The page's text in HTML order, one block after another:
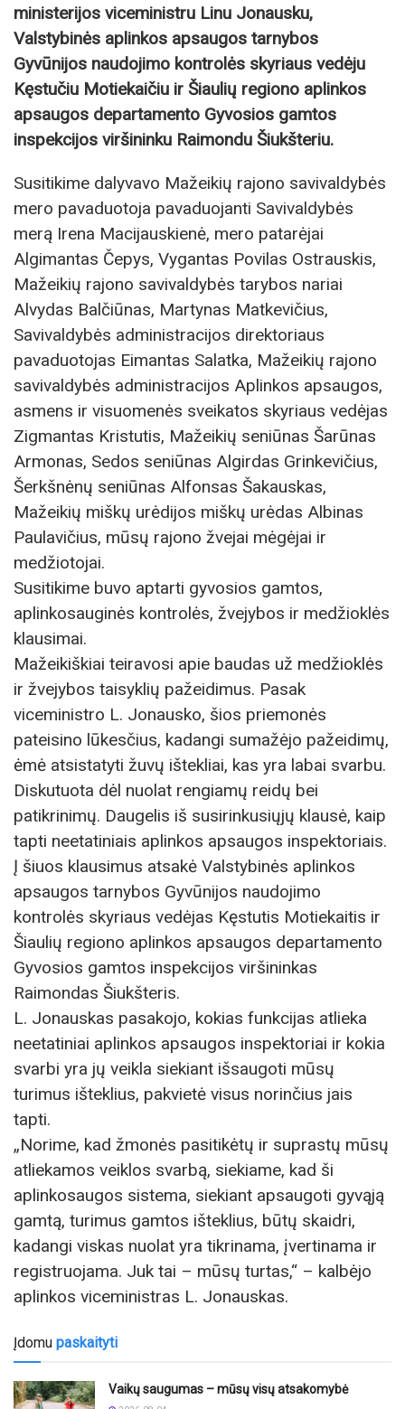
ministerijos viceministru Linu Jonausku,
Valstybinės aplinkos apsaugos tarnybos
Gyvūnijos naudojimo kontrolės skyriaus vedėju
Kęstučiu Motiekaičiu ir Šiaulių regiono aplinkos
apsaugos departamento Gyvosios gamtos
inspekcijos viršininku Raimondu Šiukšteriu.
Susitikime dalyvavo Mažeikių rajono savivaldybės
mero pavaduotoja pavaduojanti Savivaldybės
merą Irena Macijauskienė, mero patarėjai
Algimantas Čepys, Vygantas Povilas Ostrauskis,
Mažeikių rajono savivaldybės tarybos nariai
Alvydas Balčiūnas, Martynas Matkevičius,
Savivaldybės administracijos direktoriaus
pavaduotojas Eimantas Salatka, Mažeikių rajono
savivaldybės administracijos Aplinkos apsaugos,
asmens ir visuomenės sveikatos skyriaus vedėjas
Zigmantas Kristutis, Mažeikių seniūnas Šarūnas
Armonas, Sedos seniūnas Algirdas Grinkevičius,
Šerkšnėnų seniūnas Alfonsas Šakauskas,
Mažeikių miškų urėdijos miškų urėdas Albinas
Paulavičius, mūsų rajono žvejai mėgėjai ir
medžiotojai.
Susitikime buvo aptarti gyvosios gamtos,
aplinkosauginės kontrolės, žvejybos ir medžioklės
klausimai.
Mažeikiškiai teiravosi apie baudas už medžioklės
ir žvejybos taisyklių pažeidimus. Pasak
viceministro L. Jonausko, šios priemonės
pateisino lūkesčius, kadangi sumažėjo pažeidimų,
ėmė atsistatyti žuvų ištekliai, kas yra labai svarbu.
Diskutuota dėl nuolat rengiamų reidų bei
patikrinimų. Daugelis iš susirinkusiųjų klausė, kaip
tapti neetatiniais aplinkos apsaugos inspektoriais.
Į šiuos klausimus atsakė Valstybinės aplinkos
apsaugos tarnybos Gyvūnijos naudojimo
kontrolės skyriaus vedėjas Kęstutis Motiekaitis ir
Šiaulių regiono aplinkos apsaugos departamento
Gyvosios gamtos inspekcijos viršininkas
Raimondas Šiukšteris.
L. Jonauskas pasakojo, kokias funkcijas atlieka
neetatiniai aplinkos apsaugos inspektoriai ir kokia
svarbi yra jų veikla siekiant išsaugoti mūsų
turimus išteklius, pakvietė visus norinčius jais
tapti.
„Norime, kad žmonės pasitikėtų ir suprastų mūsų
atliekamos veiklos svarbą, siekiame, kad ši
aplinkosaugos sistema, siekiant apsaugoti gyvąją
gamtą, turimus gamtos išteklius, būtų skaidri,
kadangi viskas nuolat yra tikrinama, įvertinama ir
registruojama. Juk tai – mūsų turtas,“ – kalbėjo
aplinkos viceministras L. Jonauskas.
Įdomu paskaityti
Vaikų saugumas – mūsų visų atsakomybė